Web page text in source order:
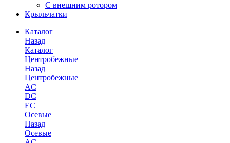
С внешним ротором
Крыльчатки
Каталог
Назад
Каталог
Центробежные
Назад
Центробежные
AC
DC
EC
Осевые
Назад
Осевые